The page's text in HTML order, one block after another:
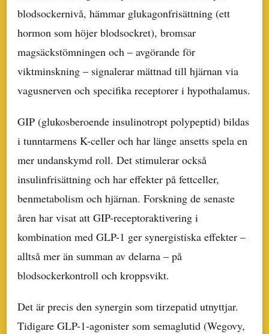
blodsockernivå, hämmar glukagonfrisättning (ett
hormon som höjer blodsockret), bromsar
magsäckstömningen och – avgörande för
viktminskning – signalerar mättnad till hjärnan via
vagusnerven och specifika receptorer i hypothalamus.
GIP (glukosberoende insulinotropt polypeptid) bildas
i tunntarmens K-celler och har länge ansetts spela en
mer undanskymd roll. Det stimulerar också
insulinfrisättning och har effekter på fettceller,
benmetabolism och hjärnan. Forskning de senaste
åren har visat att GIP-receptoraktivering i
kombination med GLP-1 ger synergistiska effekter –
alltså mer än summan av delarna – på
blodsockerkontroll och kroppsvikt.
Det är precis den synergin som tirzepatid utnyttjar.
Tidigare GLP-1-agonister som semaglutid (Wegovy,